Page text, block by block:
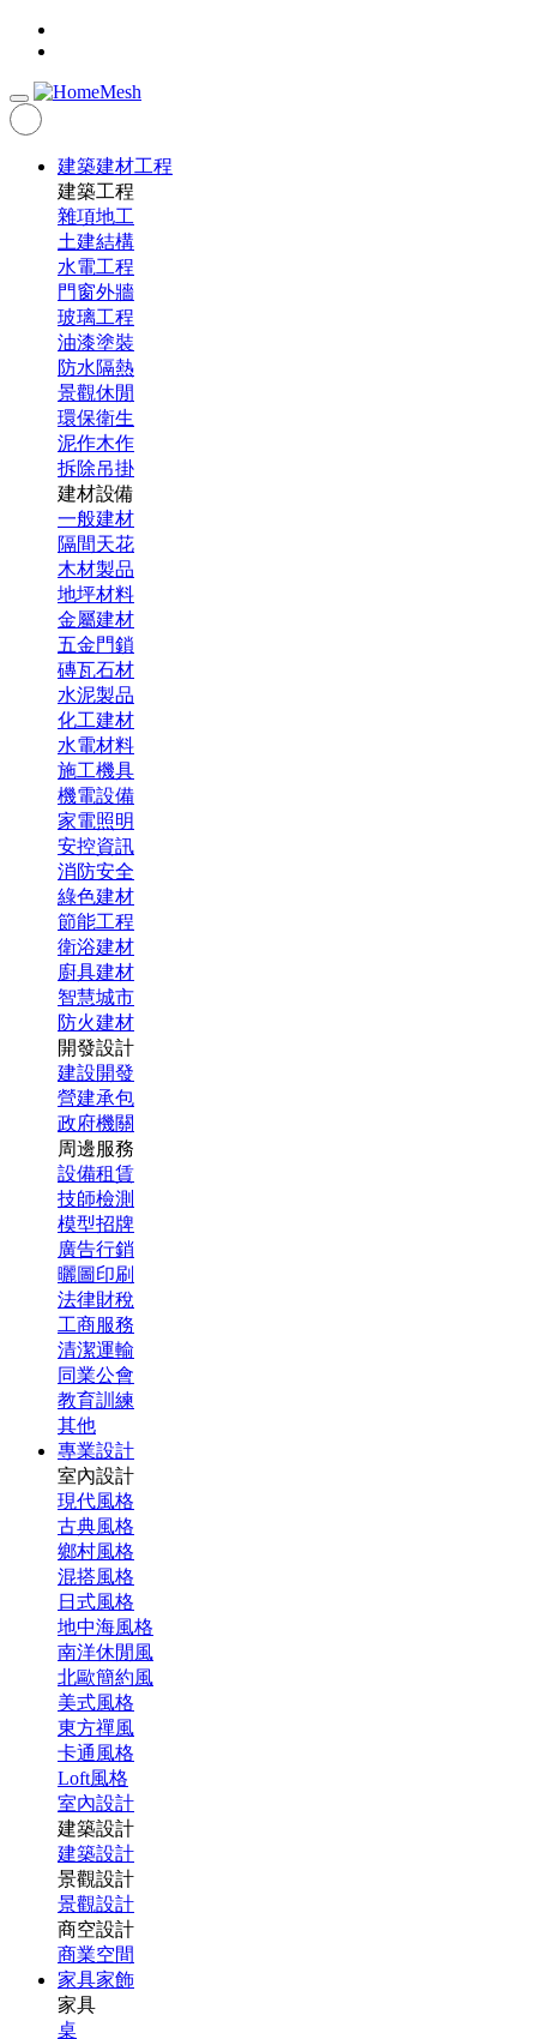
建築建材工程
建築工程
雜項地工
土建結構
水電工程
門窗外牆
玻璃工程
油漆塗裝
防水隔熱
景觀休閒
環保衛生
泥作木作
拆除吊掛
建材設備
一般建材
隔間天花
木材製品
地坪材料
金屬建材
五金門鎖
磚瓦石材
水泥製品
化工建材
水電材料
施工機具
機電設備
家電照明
安控資訊
消防安全
綠色建材
節能工程
衛浴建材
廚具建材
智慧城市
防火建材
開發設計
建設開發
營建承包
政府機關
周邊服務
設備租賃
技師檢測
模型招牌
廣告行銷
曬圖印刷
法律財稅
工商服務
清潔運輸
同業公會
教育訓練
其他
專業設計
室內設計
現代風格
古典風格
鄉村風格
混搭風格
日式風格
地中海風格
南洋休閒風
北歐簡約風
美式風格
東方禪風
卡通風格
Loft風格
室內設計
建築設計
建築設計
景觀設計
景觀設計
商空設計
商業空間
家具家飾
家具
桌